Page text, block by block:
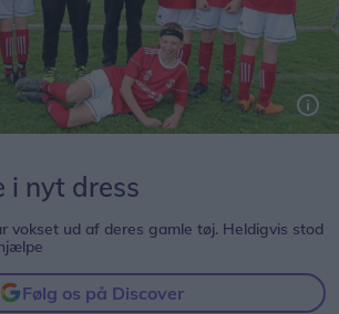
i nyt dress
vokset ud af deres gamle tøj. Heldigvis stod
Følg os på Discover